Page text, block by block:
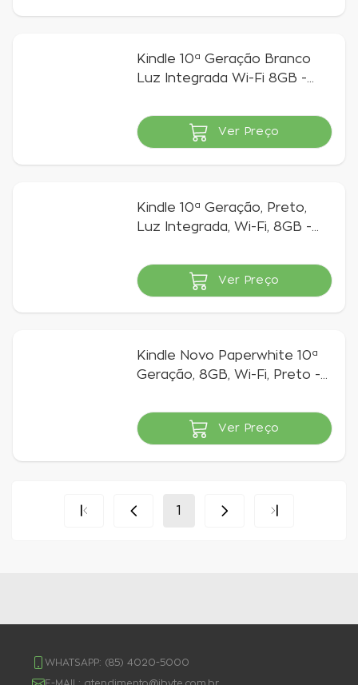
Kindle 10ª Geração Branco
Luz Integrada Wi-Fi 8GB -
Indisponível
Ver Preço
Kindle 10ª Geração, Preto,
Luz Integrada, Wi-Fi, 8GB -
Indisponível
Ver Preço
Kindle Novo Paperwhite 10ª
Geração, 8GB, Wi-Fi, Preto -
Indisponível
Ver Preço
1
WHATSAPP: (85) 4020-5000